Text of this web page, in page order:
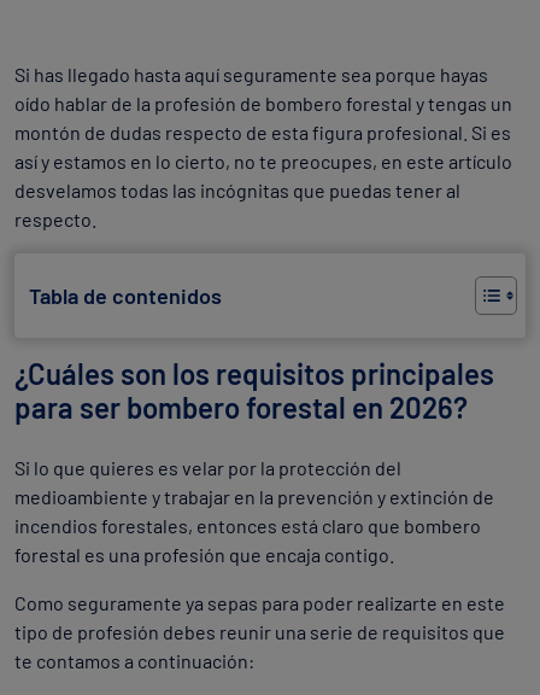
Si has llegado hasta aquí seguramente sea porque hayas
oído hablar de la profesión de bombero forestal y tengas un
montón de dudas respecto de esta figura profesional. Si es
así y estamos en lo cierto, no te preocupes, en este artículo
desvelamos todas las incógnitas que puedas tener al
respecto.
Tabla de contenidos
¿Cuáles son los requisitos principales
para ser bombero forestal en 2026?
Si lo que quieres es velar por la protección del
medioambiente y trabajar en la prevención y extinción de
incendios forestales, entonces está claro que bombero
forestal es una profesión que encaja contigo.
Como seguramente ya sepas para poder realizarte en este
tipo de profesión debes reunir una serie de requisitos que
te contamos a continuación: